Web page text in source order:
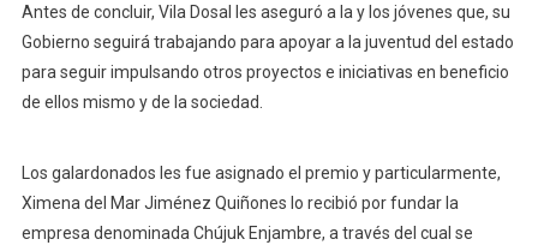
Antes de concluir, Vila Dosal les aseguró a la y los jóvenes que, su
Gobierno seguirá trabajando para apoyar a la juventud del estado
para seguir impulsando otros proyectos e iniciativas en beneficio
de ellos mismo y de la sociedad.
Los galardonados les fue asignado el premio y particularmente,
Ximena del Mar Jiménez Quiñones lo recibió por fundar la
empresa denominada Chújuk Enjambre, a través del cual se